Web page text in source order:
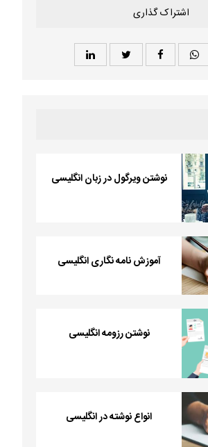
اشتراک گذاری
نوشتن ویرگول در زبان انگلیسی
آموزش نامه نگاری انگلیسی
نوشتن رزومه انگلیسی
انواع نوشته در انگلیسی